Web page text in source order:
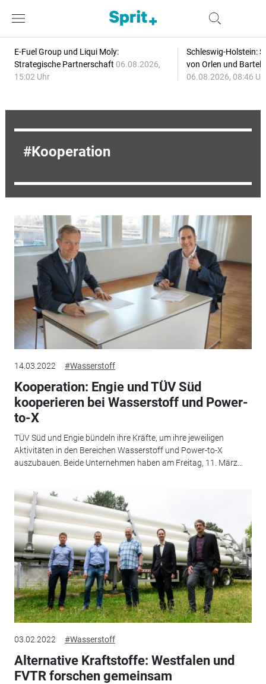
E-Fuel Group und Liqui Moly:
Strategische Partnerschaft 06.08.2026,
15:02 Uhr
Schleswig-Holstein:
von Orlen und
06.08.2026, 08:46
Kooperation
14.03.2022 #Wasserstoff
Kooperation: Engie und TÜV Süd
kooperieren bei Wasserstoff und Power-
to-X
TÜV Süd und Engie bündeln ihre Kräfte, um ihre jeweiligen
Aktivitäten in den Bereichen Wasserstoff und Power-to-X
auszubauen. Beide Unternehmen haben am Freitag, 11. März...
03.02.2022 #Wasserstoff
Alternative Kraftstoffe: Westfalen und
FVTR forschen gemeinsam